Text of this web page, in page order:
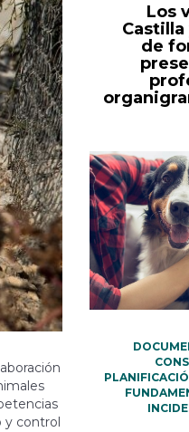
y control
Los
Castilla
de